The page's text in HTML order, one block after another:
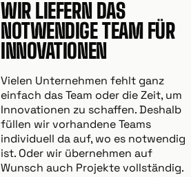
WIR LIEFERN DAS
NOTWENDIGE TEAM FÜR
INNOVATIONEN
Vielen Unternehmen fehlt ganz
einfach das Team oder die Zeit, um
Innovationen zu schaffen. Deshalb
füllen wir vorhandene Teams
individuell da auf, wo es notwendig
ist. Oder wir übernehmen auf
Wunsch auch Projekte vollständig.